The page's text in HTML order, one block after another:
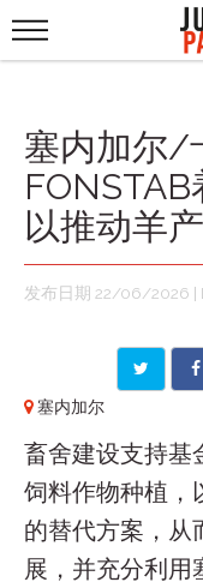
塞内加尔/
以推动羊
发布日期 22/06/2026 |
塞内加尔
畜舍建设支持基
饲料作物种植，
的替代方案，从
展，并充分利用